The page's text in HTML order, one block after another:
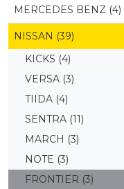
MERCEDES BENZ (4)
NISSAN (39)
KICKS (4)
VERSA (3)
TIIDA (4)
SENTRA (11)
MARCH (3)
NOTE (3)
FRONTIER (3)